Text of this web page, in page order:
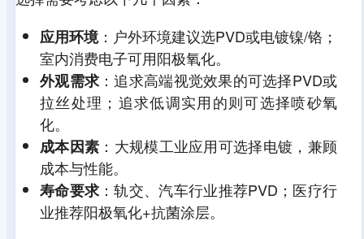
应用环境：户外环境建议选PVD或电镀镍/铬；
室内消费电子可用阳极氧化。
外观需求 ：追求高端视觉效果的可选择PVD或
拉丝处理；追求低调实用的则可选择喷砂氧
化。
成本因素 ：大规模工业应用可选择电镀，兼顾
成本与性能。
寿命要求 ：轨交、汽车行业推荐PVD；医疗行
业推荐阳极氧化+抗菌涂层。